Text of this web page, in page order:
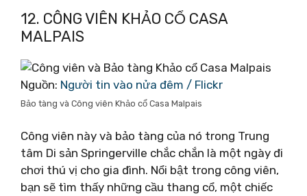
12. CÔNG VIÊN KHẢO CỔ CASA
MALPAIS
Nguồn: Người tin vào nửa đêm / Flickr
Bảo tàng và Công viên Khảo cổ Casa Malpais
Công viên này và bảo tàng của nó trong Trung
tâm Di sản Springerville chắc chắn là một ngày đi
chơi thú vị cho gia đình. Nổi bật trong công viên,
bạn sẽ tìm thấy những cầu thang cổ, một chiếc